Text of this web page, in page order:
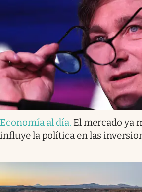
Economía al día. El mercado ya
influye la política en las